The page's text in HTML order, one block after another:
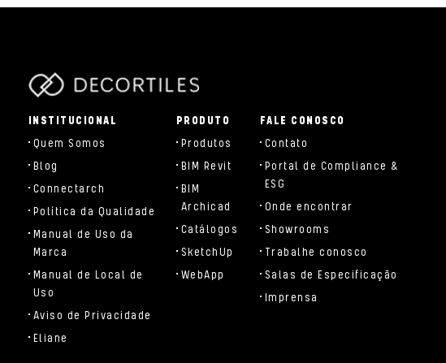
INSTITUCIONAL
Quem Somos
Blog
Connectarch
Política da Qualidade
Manual de Uso da
Marca
Manual de Local de
Uso
Aviso de Privacidade
Eliane
PRODUTO
Produtos
BIM Revit
BIM
Archicad
Catálogos
SketchUp
WebApp
FALE CONOSCO
Contato
Portal de Compliance &
ESG
Onde encontrar
Showrooms
Trabalhe conosco
Salas de Especificação
Imprensa